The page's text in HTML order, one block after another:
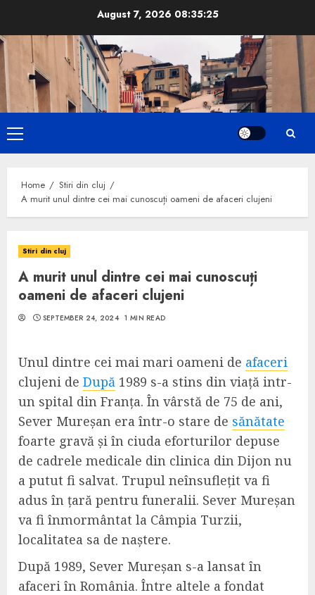
content
August 7, 2026 08:35:25
Primary
Menu
Home
Stiri din cluj
A murit unul dintre cei mai cunoscuți oameni de afaceri clujeni
Stiri din cluj
A murit unul dintre cei mai cunoscuți
oameni de afaceri clujeni
SEPTEMBER 24, 2024 1 MIN READ
Unul dintre cei mai mari oameni de afaceri
clujeni de După 1989 s-a stins din viață intr-
un spital din Franța. În vârstă de 75 de ani,
Sever Mureșan era într-o stare de sănătate
foarte gravă și în ciuda eforturilor depuse
de cadrele medicale din clinica din Dijon nu
a putut fi salvat. Trupul neînsuflețit va fi
adus în țară pentru funeralii. Sever Mureșan
va fi înmormântat la Câmpia Turzii,
localitatea sa de naștere.
După 1989, Sever Mureșan s-a lansat în
afaceri în România. Între altele a fondat